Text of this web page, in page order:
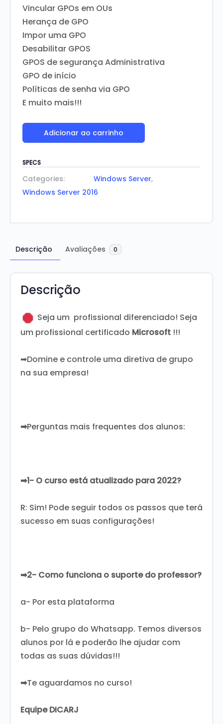
Vincular GPOs em OUs
Herança de GPO
Impor uma GPO
Desabilitar GPOS
GPOS de segurança Administrativa
GPO de início
Políticas de senha via GPO
E muito mais!!!
Adicionar ao carrinho
SPECS
Categories: Windows Server,
Windows Server 2016
Descrição Avaliações 0
Descrição
Seja um profissional diferenciado! Seja
um profissional certificado Microsoft !!!
➡Domine e controle uma diretiva de grupo
na sua empresa!
➡Perguntas mais frequentes dos alunos:
➡1- O curso está atualizado para 2022?
R: Sim! Pode seguir todos os passos que terá
sucesso em suas configurações!
➡2- Como funciona o suporte do professor?
a- Por esta plataforma
b- Pelo grupo do Whatsapp. Temos diversos
alunos por lá e poderão lhe ajudar com
todas as suas dúvidas!!!
➡Te aguardamos no curso!
Equipe DICARJ